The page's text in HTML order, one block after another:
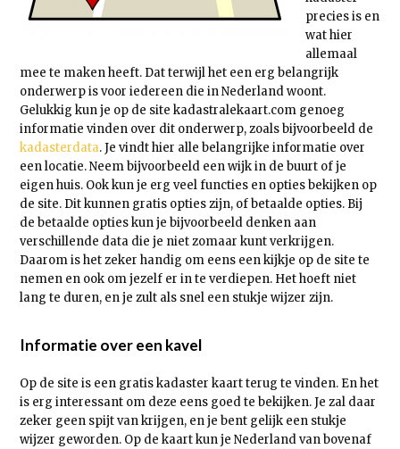
precies is en
wat hier
allemaal
mee te maken heeft. Dat terwijl het een erg belangrijk
onderwerp is voor iedereen die in Nederland woont.
Gelukkig kun je op de site kadastralekaart.com genoeg
informatie vinden over dit onderwerp, zoals bijvoorbeeld de
kadasterdata. Je vindt hier alle belangrijke informatie over
een locatie. Neem bijvoorbeeld een wijk in de buurt of je
eigen huis. Ook kun je erg veel functies en opties bekijken op
de site. Dit kunnen gratis opties zijn, of betaalde opties. Bij
de betaalde opties kun je bijvoorbeeld denken aan
verschillende data die je niet zomaar kunt verkrijgen.
Daarom is het zeker handig om eens een kijkje op de site te
nemen en ook om jezelf er in te verdiepen. Het hoeft niet
lang te duren, en je zult als snel een stukje wijzer zijn.
Informatie over een kavel
Op de site is een gratis kadaster kaart terug te vinden. En het
is erg interessant om deze eens goed te bekijken. Je zal daar
zeker geen spijt van krijgen, en je bent gelijk een stukje
wijzer geworden. Op de kaart kun je Nederland van bovenaf